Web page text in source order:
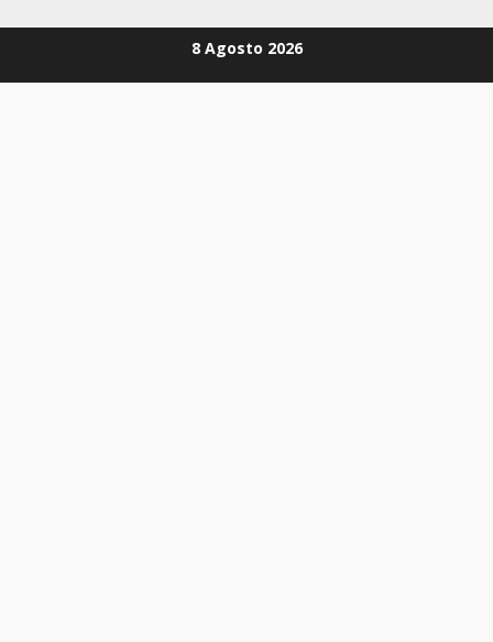
8 Agosto 2026